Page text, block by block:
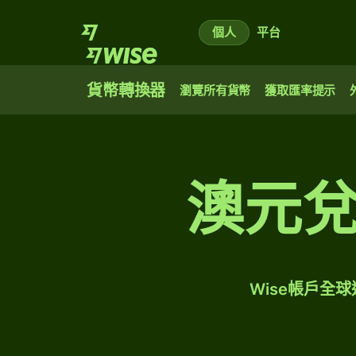
個人 平台
貨幣轉換器 瀏覽所有貨幣 獲取匯率提示
澳元
Wise帳戶全球